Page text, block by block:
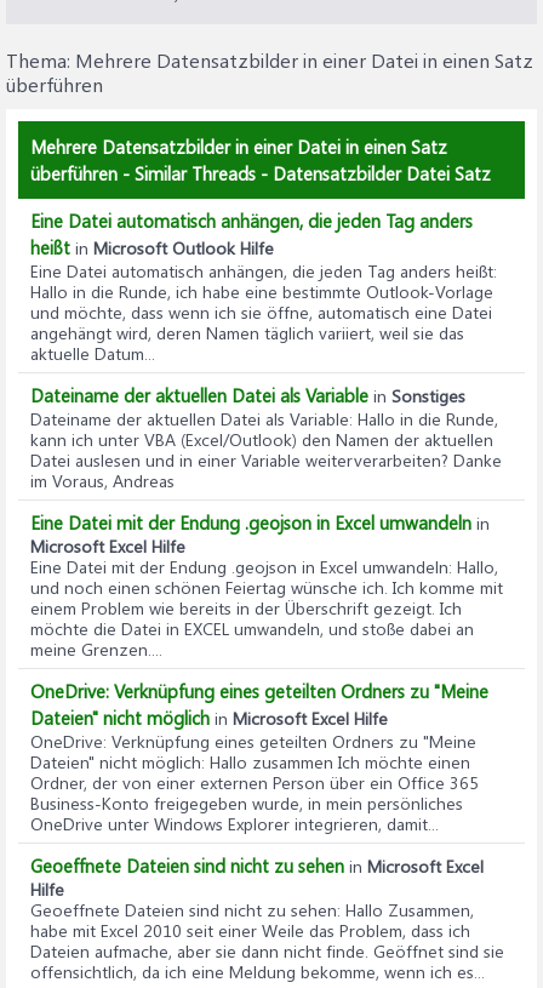
Thema: Mehrere Datensatzbilder in einer Datei in einen Satz
überführen
Mehrere Datensatzbilder in einer Datei in einen Satz
überführen - Similar Threads - Datensatzbilder Datei Satz
Eine Datei automatisch anhängen, die jeden Tag anders
heißt in Microsoft Outlook Hilfe
Eine Datei automatisch anhängen, die jeden Tag anders heißt:
Hallo in die Runde, ich habe eine bestimmte Outlook-Vorlage
und möchte, dass wenn ich sie öffne, automatisch eine Datei
angehängt wird, deren Namen täglich variiert, weil sie das
aktuelle Datum...
Dateiname der aktuellen Datei als Variable in Sonstiges
Dateiname der aktuellen Datei als Variable: Hallo in die Runde,
kann ich unter VBA (Excel/Outlook) den Namen der aktuellen
Datei auslesen und in einer Variable weiterverarbeiten? Danke
im Voraus, Andreas
Eine Datei mit der Endung .geojson in Excel umwandeln in
Microsoft Excel Hilfe
Eine Datei mit der Endung .geojson in Excel umwandeln: Hallo,
und noch einen schönen Feiertag wünsche ich. Ich komme mit
einem Problem wie bereits in der Überschrift gezeigt. Ich
möchte die Datei in EXCEL umwandeln, und stoße dabei an
meine Grenzen....
OneDrive: Verknüpfung eines geteilten Ordners zu "Meine
Dateien" nicht möglich in Microsoft Excel Hilfe
OneDrive: Verknüpfung eines geteilten Ordners zu "Meine
Dateien" nicht möglich: Hallo zusammen Ich möchte einen
Ordner, der von einer externen Person über ein Office 365
Business-Konto freigegeben wurde, in mein persönliches
OneDrive unter Windows Explorer integrieren, damit...
Geoeffnete Dateien sind nicht zu sehen in Microsoft Excel
Hilfe
Geoeffnete Dateien sind nicht zu sehen: Hallo Zusammen,
habe mit Excel 2010 seit einer Weile das Problem, dass ich
Dateien aufmache, aber sie dann nicht finde. Geöffnet sind sie
offensichtlich, da ich eine Meldung bekomme, wenn ich es...